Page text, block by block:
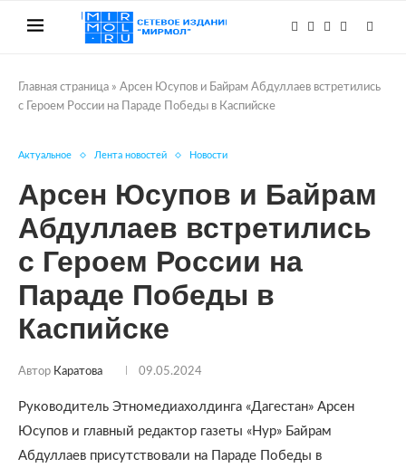
Главная страница » Арсен Юсупов и Байрам Абдуллаев встретились
с Героем России на Параде Победы в Каспийске
Актуальное Лента новостей Новости
Арсен Юсупов и Байрам
Абдуллаев встретились
с Героем России на
Параде Победы в
Каспийске
Автор Каратова 09.05.2024
Руководитель Этномедиахолдинга «Дагестан» Арсен
Юсупов и главный редактор газеты «Нур» Байрам
Абдуллаев присутствовали на Параде Победы в